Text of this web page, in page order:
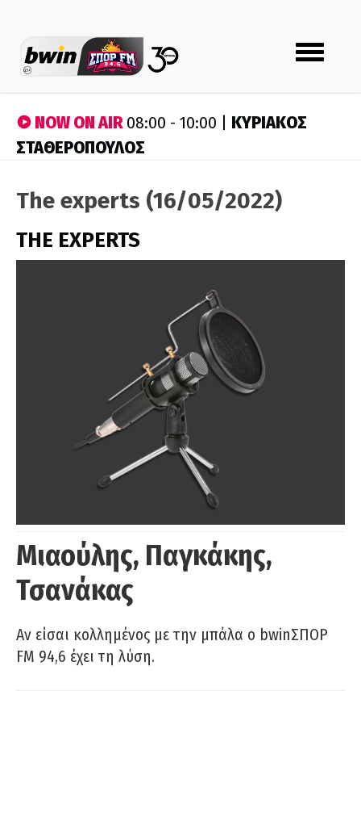
Toggle
navigation
NOW ON AIR08:00 - 10:00 | ΚΥΡΙΑΚΟΣ
ΣΤΑΘΕΡΟΠΟΥΛΟΣ
The experts (16/05/2022)
THE EXPERTS
Μιαούλης, Παγκάκης,
Τσανάκας
Αν είσαι κολλημένος με την μπάλα ο bwinΣΠΟΡ
FM 94,6 έχει τη λύση.